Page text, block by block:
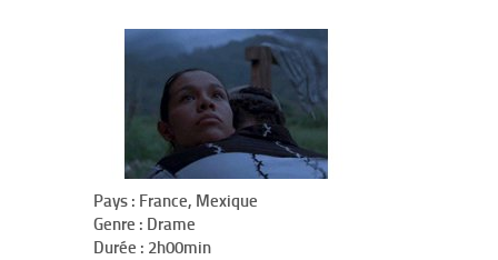
Pays : France, Mexique
Genre : Drame
Durée : 2h00min